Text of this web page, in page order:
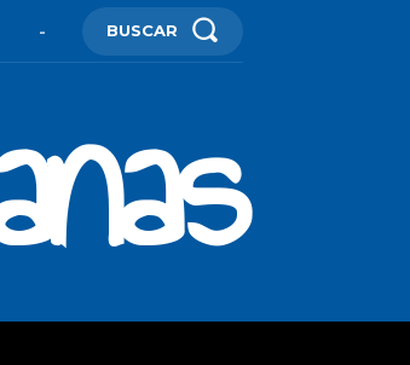
- BUSCAR